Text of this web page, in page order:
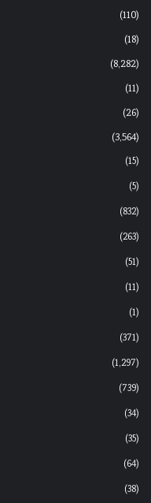
(110)
(18)
(8,282)
(11)
(26)
(3,564)
(15)
(5)
(832)
(263)
(51)
(11)
(1)
(371)
(1,297)
(739)
(34)
(35)
(64)
(38)